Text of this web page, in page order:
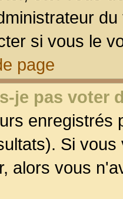
si vous le
page
je pas voter
enregistrés
Si
alors vous